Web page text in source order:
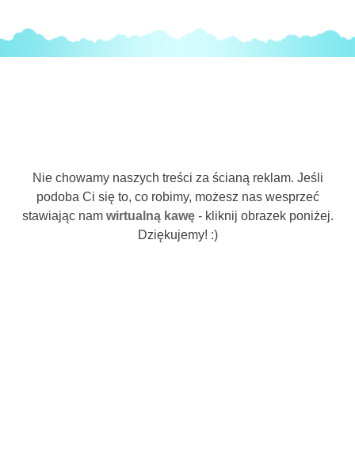
Nie chowamy naszych treści za ścianą reklam. Jeśli
podoba Ci się to, co robimy, możesz nas wesprzeć
stawiając nam wirtualną kawę- kliknij obrazek poniżej.
Dziękujemy! :)